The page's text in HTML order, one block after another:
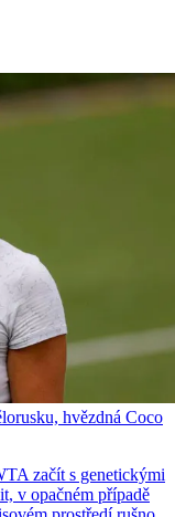
hvězdná Coco
začít s genetickými
v opačném případě